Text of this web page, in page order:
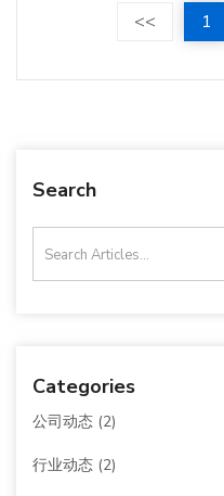
Search
Categories
公司动态 (2)
行业动态 (2)
<< 1